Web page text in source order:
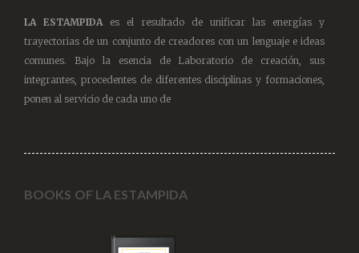
LA ESTAMPIDAes el resultado de unificar las energías y
trayectorias de un conjunto de creadores con un lenguaje e ideas
comunes. Bajo la esencia de Laboratorio de creación, sus
integrantes, procedentes de diferentes disciplinas y formaciones,
ponen al servicio de cada uno de
BOOKS OF LA ESTAMPIDA